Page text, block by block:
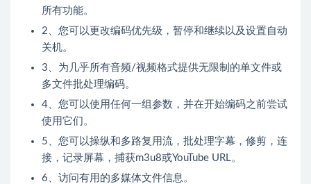
所有功能。
2、您可以更改编码优先级，暂停和继续以及设置自动
关机。
3、为几乎所有音频/视频格式提供无限制的单文件或
多文件批处理编码。
4、您可以使用任何一组参数，并在开始编码之前尝试
使用它们。
5、您可以操纵和多路复用流，批处理字幕，修剪，连
接，记录屏幕，捕获m3u8或YouTube URL。
6、访问有用的多媒体文件信息。